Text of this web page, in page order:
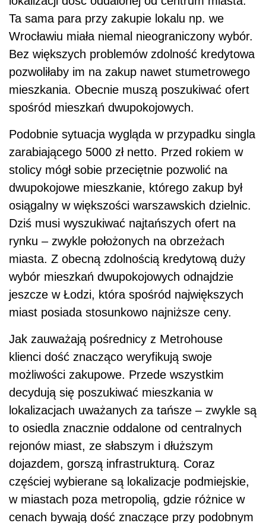
Ta sama para przy zakupie lokalu np. we
Wrocławiu miała niemal nieograniczony wybór.
Bez większych problemów zdolność kredytowa
pozwoliłaby im na zakup nawet stumetrowego
mieszkania. Obecnie muszą poszukiwać ofert
spośród mieszkań dwupokojowych.
Podobnie sytuacja wygląda w przypadku singla
zarabiającego 5000 zł netto. Przed rokiem w
stolicy mógł sobie przeciętnie pozwolić na
dwupokojowe mieszkanie, którego zakup był
osiągalny w większości warszawskich dzielnic.
Dziś musi wyszukiwać najtańszych ofert na
rynku – zwykle położonych na obrzeżach
miasta. Z obecną zdolnością kredytową duży
wybór mieszkań dwupokojowych odnajdzie
jeszcze w Łodzi, która spośród największych
miast posiada stosunkowo najniższe ceny.
Jak zauważają pośrednicy z Metrohouse
klienci dość znacząco weryfikują swoje
możliwości zakupowe. Przede wszystkim
decydują się poszukiwać mieszkania w
lokalizacjach uważanych za tańsze – zwykle są
to osiedla znacznie oddalone od centralnych
rejonów miast, ze słabszym i dłuższym
dojazdem, gorszą infrastrukturą. Coraz
częściej wybierane są lokalizacje podmiejskie,
w miastach poza metropolią, gdzie różnice w
cenach bywają dość znaczące przy podobnym